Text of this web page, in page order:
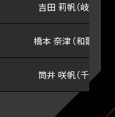
吉田 莉帆（岐阜県
橋本 奈津（和歌山県
筒井 咲帆（千葉県